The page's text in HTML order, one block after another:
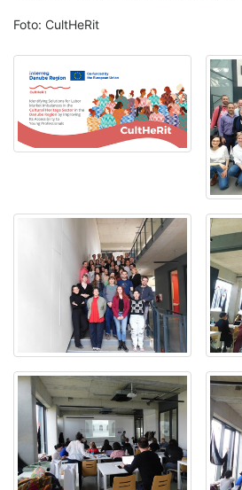
Foto: CultHeRit